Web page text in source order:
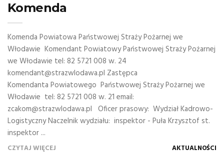
Komenda
Komenda Powiatowa Państwowej Straży Pożarnej we
Włodawie Komendant Powiatowy Państwowej Straży Pożarnej
we Włodawie tel: 82 5721 008 w. 24
komendant@strazwlodawa.pl Zastępca
Komendanta Powiatowego Państwowej Straży Pożarnej we
Włodawie tel: 82 5721 008 w. 21 email:
zcakom@strazwlodawa.pl Oficer prasowy: Wydział Kadrowo-
Logistyczny Naczelnik wydziału: inspektor - Puła Krzysztof st.
inspektor ...
CZYTAJ WIĘCEJ AKTUALNOŚCI